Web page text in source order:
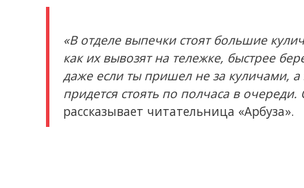
«В отделе выпечки стоят большие
как их вывозят на тележке, быстрее
даже если ты пришел не за куличами, а
придется стоять по полчаса в
рассказывает читательница «Арбуза».